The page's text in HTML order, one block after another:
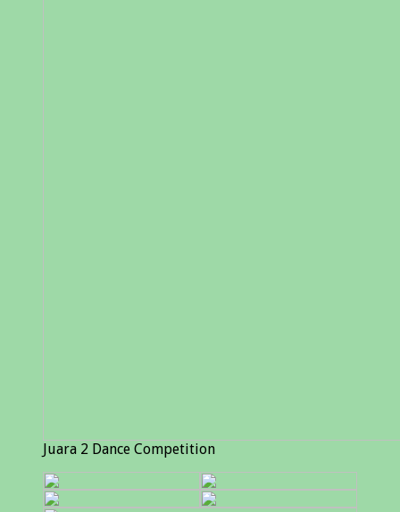
Juara 2 Dance Competition